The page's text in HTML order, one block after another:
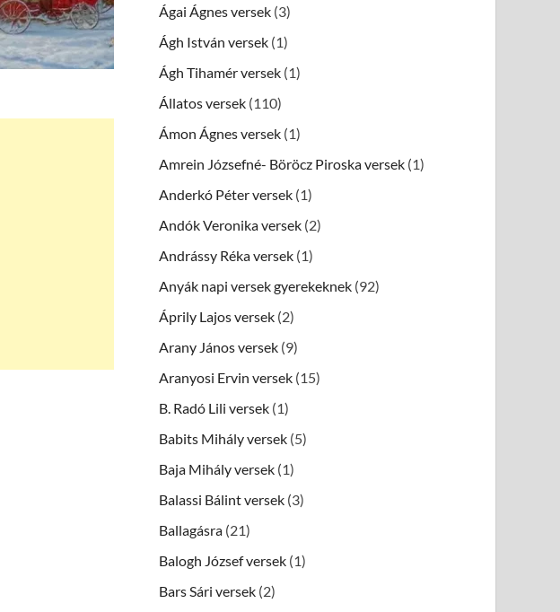
Ágai Ágnes versek (3)
Ágh István versek (1)
Ágh Tihamér versek (1)
Állatos versek (110)
Ámon Ágnes versek (1)
Amrein Józsefné- Böröcz Piroska versek (1)
Anderkó Péter versek (1)
Andók Veronika versek (2)
Andrássy Réka versek (1)
Anyák napi versek gyerekeknek (92)
Áprily Lajos versek (2)
Arany János versek (9)
Aranyosi Ervin versek (15)
B. Radó Lili versek (1)
Babits Mihály versek (5)
Baja Mihály versek (1)
Balassi Bálint versek (3)
Ballagásra (21)
Balogh József versek (1)
Bars Sári versek (2)